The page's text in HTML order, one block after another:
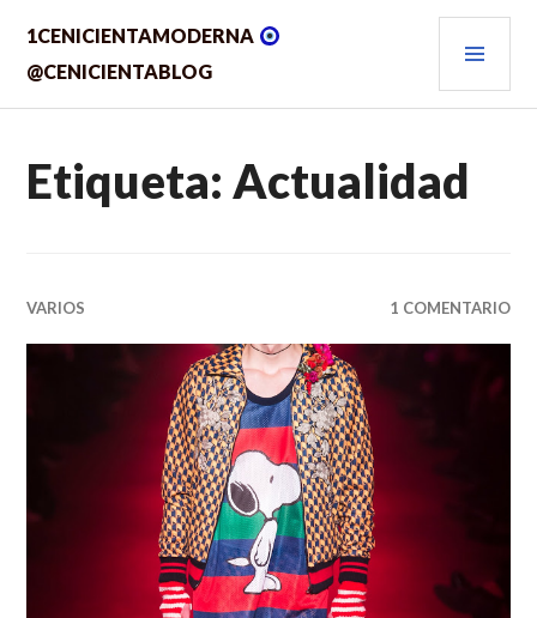
contenido.
1CENICIENTAMODERNA
@CENICIENTABLOG
Etiqueta: Actualidad
VARIOS 1 COMENTARIO